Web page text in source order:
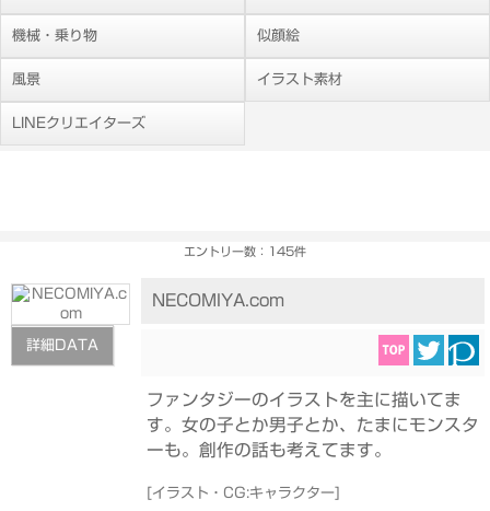
機械・乗り物 似顔絵
風景 イラスト素材
LINEクリエイターズ
エントリー数：145件
詳細DATA
NECOMIYA.com
ファンタジーのイラストを主に描いてま
す。女の子とか男子とか、たまにモンスタ
ーも。創作の話も考えてます。
[イラスト・CG:キャラクター]